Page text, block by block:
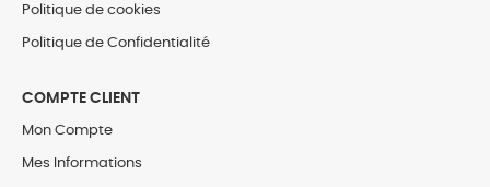
Politique de cookies
Politique de Confidentialité
COMPTE CLIENT
Mon Compte
Mes Informations